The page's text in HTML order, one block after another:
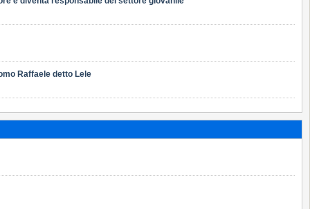
Raffaele detto Lele